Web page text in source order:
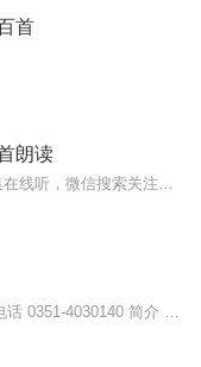
首
朗读